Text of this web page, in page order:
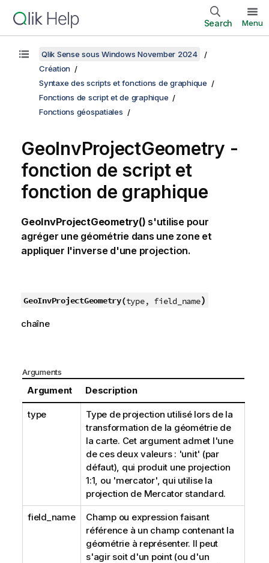
Search Menu
Qlik Sense sous Windows November 2024
Création
Syntaxe des scripts et fonctions de graphique
Fonctions de script et de graphique
Fonctions géospatiales
GeoInvProjectGeometry -
fonction de script et
fonction de graphique
GeoInvProjectGeometry() s'utilise pour
agréger une géométrie dans une zone et
appliquer l'inverse d'une projection.
GeoInvProjectGeometry(type, field_name)
chaîne
Arguments
Argument Description
type
Type de projection utilisé lors de la
transformation de la géométrie de
la carte. Cet argument admet l'une
de ces deux valeurs : 'unit' (par
défaut), qui produit une projection
1:1, ou 'mercator', qui utilise la
projection de Mercator standard.
field_name
Champ ou expression faisant
référence à un champ contenant la
géométrie à représenter. Il peut
s'agir soit d'un point (ou d'un